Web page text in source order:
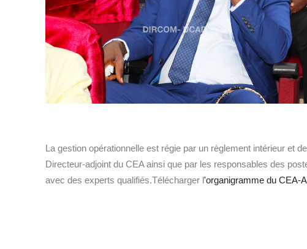
La gestion opérationnelle est régie par un règlement intérieur et
Directeur-adjoint du CEA ainsi que par les responsables des
avec des experts qualifiés.Télécharger l'organigramme du CEA-